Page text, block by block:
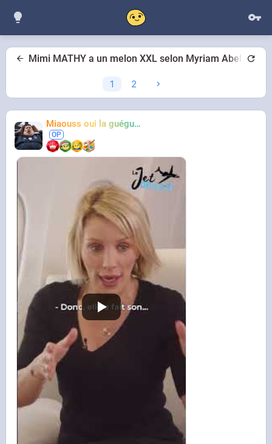
Mimi MATHY a un melon XXL selon Myriam Abel
1 2
Miaouss oui la guéguérre